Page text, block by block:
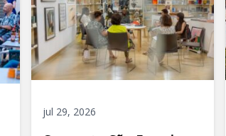
jul 29, 2026